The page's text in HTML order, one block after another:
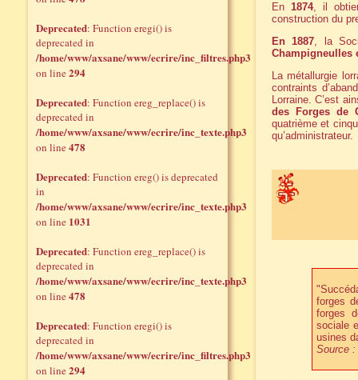
En 1874, il
construction du
En 1887, la
Champigneulles
La métallurgie
contraints
Lorraine. C’est
des Forges de
quatrième et
qu’administrateur.
forges
forges
sociale
usines
Source :
Deprecated: Function eregi() is
deprecated in
/home/www/axsane/www/ecrire/inc_filtres.php3
on line294
Deprecated: Function ereg_replace() is
deprecated in
/home/www/axsane/www/ecrire/inc_texte.php3
on line478
Deprecated: Function ereg() is deprecated
in
/home/www/axsane/www/ecrire/inc_texte.php3
on line 1031
Deprecated: Function ereg_replace() is
deprecated in
/home/www/axsane/www/ecrire/inc_texte.php3
on line478
Deprecated: Function eregi() is
deprecated in
/home/www/axsane/www/ecrire/inc_filtres.php3
on line294